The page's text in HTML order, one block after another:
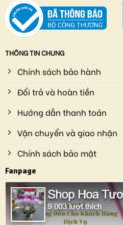
THÔNG TIN CHUNG
Chính sách bảo hành
Đổi trả và hoàn tiền
Hướng dẫn thanh toán
Vận chuyển và giao nhận
Chính sách bảo mật
Fanpage